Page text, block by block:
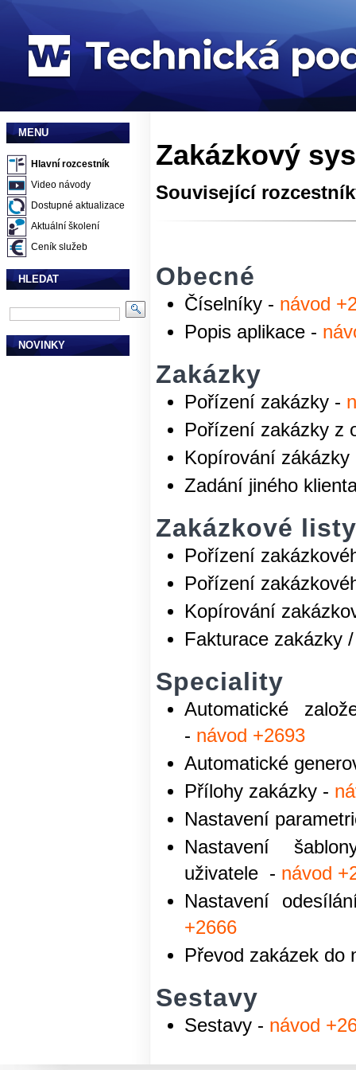
MENU
Hlavní rozcestník
Video návody
Dostupné aktualizace
Aktuální školení
Ceník služeb
HLEDAT
NOVINKY
Zakázkový
Související
Obecné
Číselníky - návod
Popis aplikace -
Zakázky
Pořízení zakázky -
Pořízení zakázky z
Kopírování
Zadání jiného
Zakázkové listy
Pořízení
Pořízení
Kopírování
Fakturace zakázky
Speciality
Automatické
- návod +2693
Automatické
Přílohy zakázky -
Nastavení
Nastavení
uživatele - návod
Nastavení
+2666
Převod zakázek do
Sestavy
Sestavy - návod